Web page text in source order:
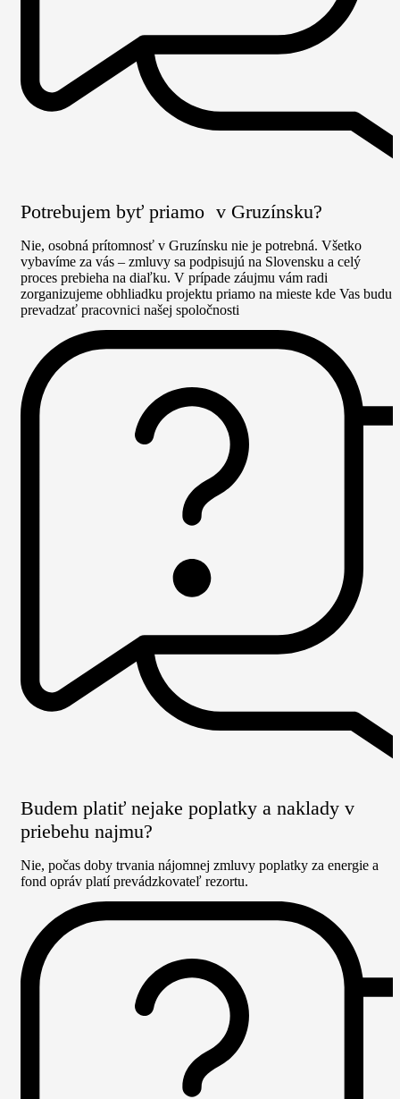
Potrebujem byť priamo v Gruzínsku?
Nie, osobná prítomnosť v Gruzínsku nie je potrebná. Všetko
vybavíme za vás – zmluvy sa podpisujú na Slovensku a celý
proces prebieha na diaľku. V prípade záujmu vám radi
zorganizujeme obhliadku projektu priamo na mieste kde Vas budu
prevadzať pracovnici našej spoločnosti
Budem platiť nejake poplatky a naklady v
priebehu najmu?
Nie, počas doby trvania nájomnej zmluvy poplatky za energie a
fond opráv platí prevádzkovateľ rezortu.